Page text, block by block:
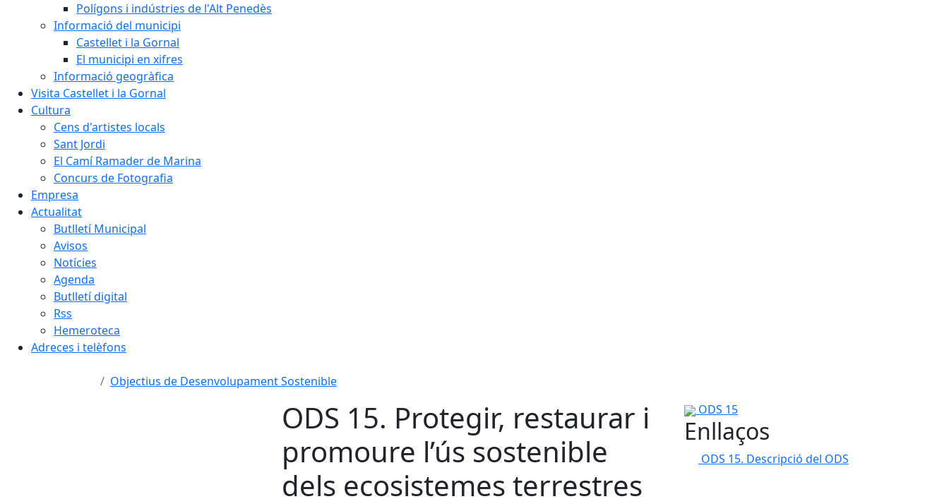
Polígons i indústries de l'Alt Penedès
Informació del municipi
Castellet i la Gornal
El municipi en xifres
Informació geogràfica
Visita Castellet i la Gornal
Cultura
Cens d'artistes locals
Sant Jordi
El Camí Ramader de Marina
Concurs de Fotografia
Empresa
Actualitat
Butlletí Municipal
Avisos
Notícies
Agenda
Butlletí digital
Rss
Hemeroteca
Adreces i telèfons
Objectius de Desenvolupament Sostenible
ODS 15. Protegir, restaurar i
promoure l’ús sostenible
dels ecosistemes terrestres
ODS 15
Enllaços
ODS 15. Descripció del ODS